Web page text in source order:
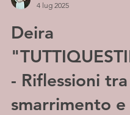
4 lug 2025
Deira
- Riflessioni tra
smarrimento e